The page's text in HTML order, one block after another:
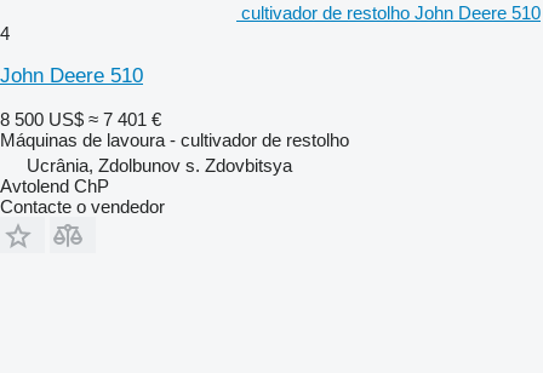
cultivador de restolho John Deere 510
4
John Deere 510
8 500 US$ ≈ 7 401 €
Máquinas de lavoura - cultivador de restolho
Ucrânia, Zdolbunov s. Zdovbitsya
Avtolend ChP
Contacte o vendedor